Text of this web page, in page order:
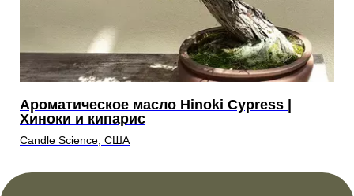
Ароматическое масло Hinoki Cypress |
Хиноки и кипарис
Candle Science, США